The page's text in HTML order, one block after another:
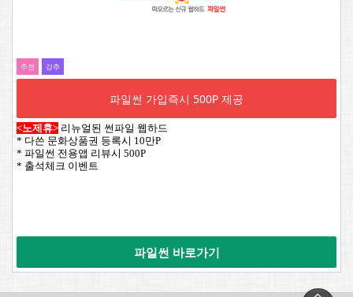
추전 강추
파일썬 가입즉시 500P 제공
<노제휴> 리뉴얼된 썬파일 웹하드
* 다쓴 문화상품권 등록시 10만P
* 파일썬 전용앱 리뷰시 500P
* 출석체크 이벤트
파일썬 바로가기